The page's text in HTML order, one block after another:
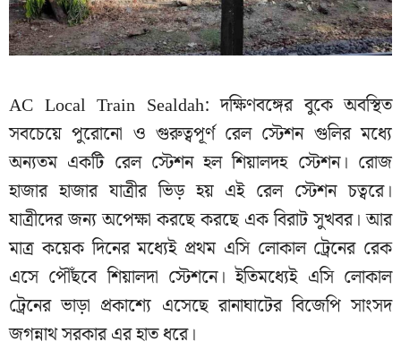
AC Local Train Sealdah: দক্ষিণবঙ্গের বুকে অবস্থিত
সবচেয়ে পুরোনো ও গুরুত্বপূর্ণ রেল স্টেশন গুলির মধ্যে
অন্যতম একটি রেল স্টেশন হল শিয়ালদহ স্টেশন। রোজ
হাজার হাজার যাত্রীর ভিড় হয় এই রেল স্টেশন চত্বরে।
যাত্রীদের জন্য অপেক্ষা করছে করছে এক বিরাট সুখবর। আর
মাত্র কয়েক দিনের মধ্যেই প্রথম এসি লোকাল ট্রেনের রেক
এসে পৌঁছবে শিয়ালদা স্টেশনে। ইতিমধ্যেই এসি লোকাল
ট্রেনের ভাড়া প্রকাশ্যে এসেছে রানাঘাটের বিজেপি সাংসদ
জগন্নাথ সরকার এর হাত ধরে।